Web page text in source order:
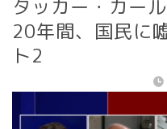
タッカー・カー
20年間、国民に
ト2